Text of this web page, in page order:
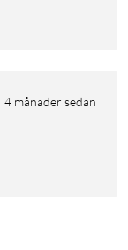
4 månader sedan